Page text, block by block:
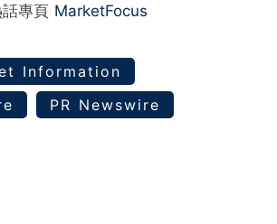
專頁 MarketFocus
Information
PR Newswire